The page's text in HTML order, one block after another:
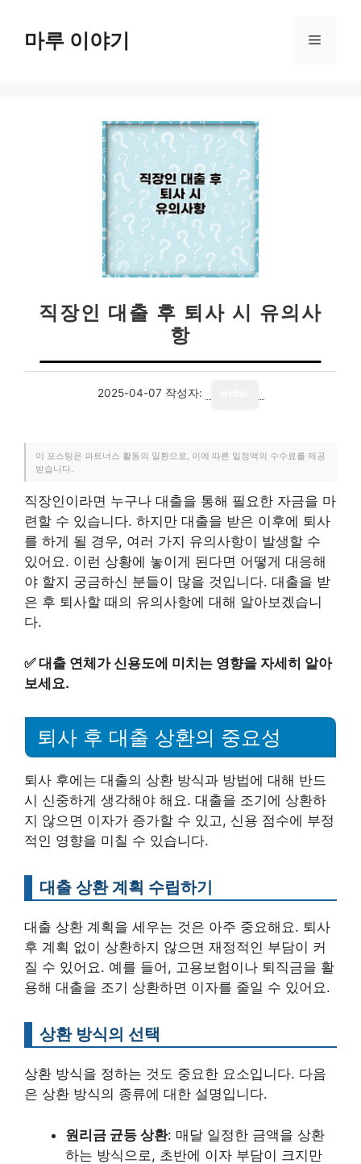
마루 이야기 메
직장인 대출 후 퇴사 시 유의사
항
2025-04-07 작성자:
이 포스팅은 파트너스 활동의 일환으로, 이에 따른 일정액의 수수료를 제공
받습니다.
직장인이라면 누구나 대출을 통해 필요한 자금을 마
련할 수 있습니다. 하지만 대출을 받은 이후에 퇴사
를 하게 될 경우, 여러 가지 유의사항이 발생할 수
있어요. 이런 상황에 놓이게 된다면 어떻게 대응해
야 할지 궁금하신 분들이 많을 것입니다. 대출을 받
은 후 퇴사할 때의 유의사항에 대해 알아보겠습니
다.
✅대출 연체가 신용도에 미치는 영향을 자세히 알아
보세요.
퇴사 후 대출 상환의 중요성
퇴사 후에는 대출의 상환 방식과 방법에 대해 반드
시 신중하게 생각해야 해요. 대출을 조기에 상환하
지 않으면 이자가 증가할 수 있고, 신용 점수에 부정
적인 영향을 미칠 수 있습니다.
대출 상환 계획 수립하기
대출 상환 계획을 세우는 것은 아주 중요해요. 퇴사
후 계획 없이 상환하지 않으면 재정적인 부담이 커
질 수 있어요. 예를 들어, 고용보험이나 퇴직금을 활
용해 대출을 조기 상환하면 이자를 줄일 수 있어요.
상환 방식의 선택
상환 방식을 정하는 것도 중요한 요소입니다. 다음
은 상환 방식의 종류에 대한 설명입니다.
원리금 균등 상환: 매달 일정한 금액을 상환
하는 방식으로, 초반에 이자 부담이 크지만